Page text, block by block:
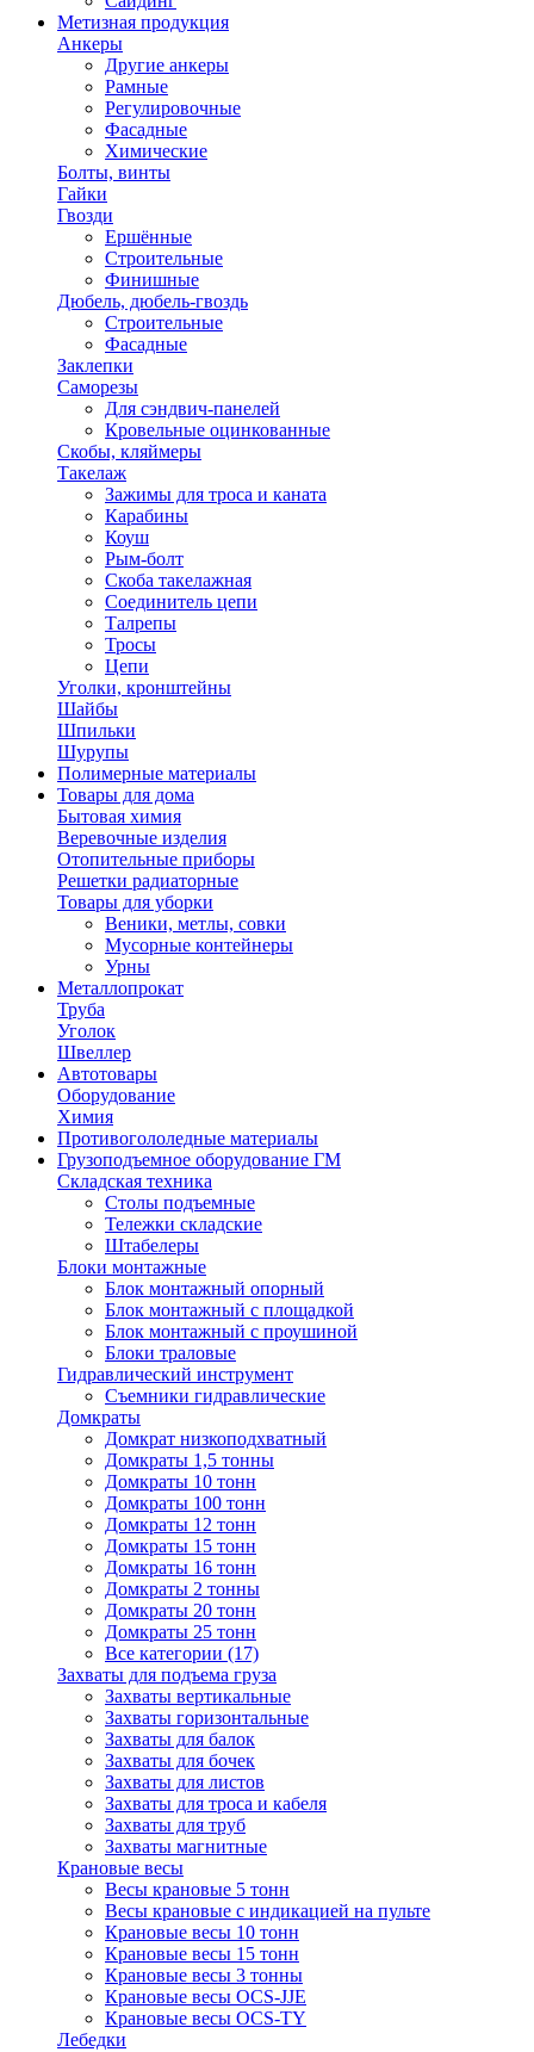
Метизная продукция
Анкеры
Другие анкеры
Рамные
Регулировочные
Фасадные
Химические
Болты, винты
Гайки
Гвозди
Ершённые
Строительные
Финишные
Дюбель, дюбель-гвоздь
Строительные
Фасадные
Заклепки
Саморезы
Для сэндвич-панелей
Кровельные оцинкованные
Скобы, кляймеры
Такелаж
Зажимы для троса и каната
Карабины
Коуш
Рым-болт
Скоба такелажная
Соединитель цепи
Талрепы
Тросы
Цепи
Уголки, кронштейны
Шайбы
Шпильки
Шурупы
Полимерные материалы
Товары для дома
Бытовая химия
Веревочные изделия
Отопительные приборы
Решетки радиаторные
Товары для уборки
Веники, метлы, совки
Мусорные контейнеры
Урны
Металлопрокат
Труба
Уголок
Швеллер
Автотовары
Оборудование
Химия
Противогололедные материалы
Грузоподъемное оборудование ГМ
Складская техника
Столы подъемные
Тележки складские
Штабелеры
Блоки монтажные
Блок монтажный опорный
Блок монтажный с площадкой
Блок монтажный с проушиной
Блоки траловые
Гидравлический инструмент
Съемники гидравлические
Домкраты
Домкрат низкоподхватный
Домкраты 1,5 тонны
Домкраты 10 тонн
Домкраты 100 тонн
Домкраты 12 тонн
Домкраты 15 тонн
Домкраты 16 тонн
Домкраты 2 тонны
Домкраты 20 тонн
Домкраты 25 тонн
Все категории (17)
Захваты для подъема груза
Захваты вертикальные
Захваты горизонтальные
Захваты для балок
Захваты для бочек
Захваты для листов
Захваты для троса и кабеля
Захваты для труб
Захваты магнитные
Крановые весы
Весы крановые 5 тонн
Весы крановые с индикацией на пульте
Крановые весы 10 тонн
Крановые весы 15 тонн
Крановые весы 3 тонны
Крановые весы OCS-JJE
Крановые весы OCS-TY
Лебедки